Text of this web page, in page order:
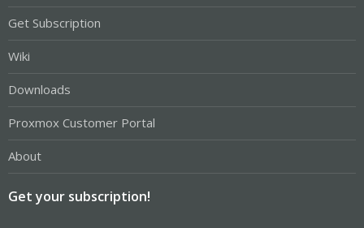
Get Subscription
Wiki
Downloads
Proxmox Customer Portal
About
Get your subscription!